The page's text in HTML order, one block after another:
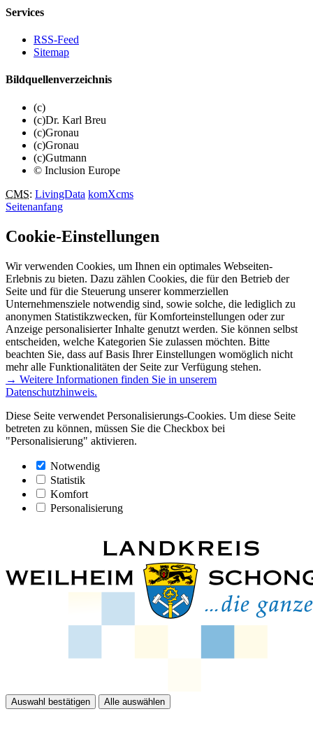
Services
RSS-Feed
Sitemap
Bildquellenverzeichnis
(c)
(c)Dr. Karl Breu
(c)Gronau
(c)Gronau
(c)Gutmann
© Inclusion Europe
CMS: LivingData komXcms
Seitenanfang
Cookie-Einstellungen
Wir verwenden Cookies, um Ihnen ein optimales Webseiten-
Erlebnis zu bieten. Dazu zählen Cookies, die für den Betrieb der
Seite und für die Steuerung unserer kommerziellen
Unternehmensziele notwendig sind, sowie solche, die lediglich zu
anonymen Statistikzwecken, für Komforteinstellungen oder zur
Anzeige personalisierter Inhalte genutzt werden. Sie können selbst
entscheiden, welche Kategorien Sie zulassen möchten. Bitte
beachten Sie, dass auf Basis Ihrer Einstellungen womöglich nicht
mehr alle Funktionalitäten der Seite zur Verfügung stehen.
→ Weitere Informationen finden Sie in unserem
Datenschutzhinweis.
Diese Seite verwendet Personalisierungs-Cookies. Um diese Seite
betreten zu können, müssen Sie die Checkbox bei
"Personalisierung" aktivieren.
Notwendig
Statistik
Komfort
Personalisierung
Auswahl bestätigen Alle auswählen